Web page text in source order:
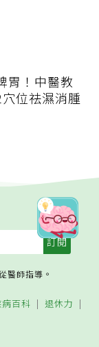
胃！中醫教
位祛濕消腫
醫師指導。
百科
退休力